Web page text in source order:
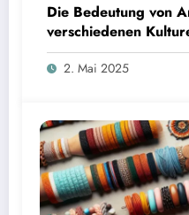
Die Bedeutung von
verschiedenen
2. Mai 2025